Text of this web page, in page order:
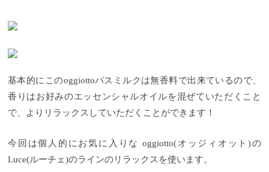
基本的にこのoggiottoバスミルクは無香料で出来ているので、
香りはお好みのエッセンシャルオイルを混ぜていただくこと
で、よりリラックスしていただくことができます！
今回は個人的にお気に入りな oggiotto(オッジィオット)の
Luce(ルーチェ)のラインのリラックスを使います。